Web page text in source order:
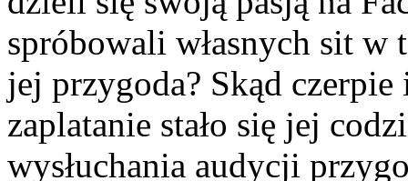
spróbowali własnych sit w
jej przygoda? Skąd
zaplatanie stało się jej
wysłuchania audycji